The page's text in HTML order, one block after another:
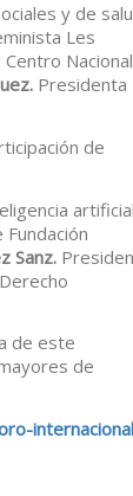
y de
Les
Nacional
Presidenta
de
Sanz.
de este
de